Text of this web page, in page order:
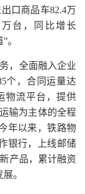
口商品车82.4万
台，同比增长
。
，全面融入企业
个，合同运量达
物流平台，提供
输为主体的全程
年以来，铁路物
银行，上线邮储
产品，累计融资
。